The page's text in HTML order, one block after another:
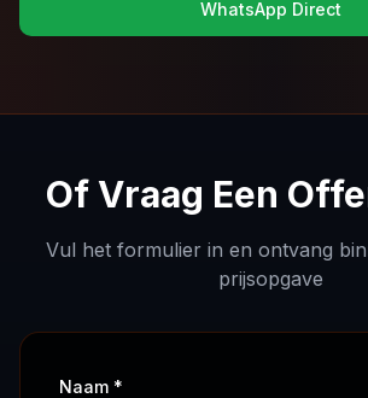
WhatsApp Direct
Of Vraag Een
Vul het formulier in en ontvang
prijsopgave
Naam *